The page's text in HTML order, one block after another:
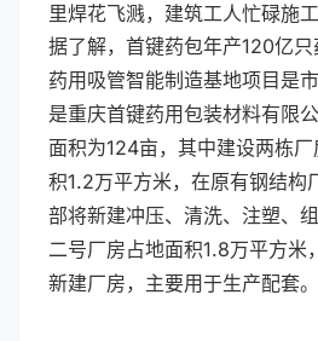
里焊花飞溅，建筑工人忙碌施工
据了解，首键药包年产120亿
药用吸管智能制造基地项目是
是重庆首键药用包装材料有限
面积为124亩，其中建设两栋
积1.2万平方米，在原有钢结构
部将新建冲压、清洗、注塑、
二号厂房占地面积1.8万平方米
新建厂房，主要用于生产配套。